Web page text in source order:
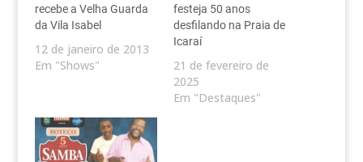
recebe a Velha Guarda
da Vila Isabel
12 de janeiro de 2013
Em "Shows"
festeja 50 anos
desfilando na Praia de
Icaraí
21 de fevereiro de
2025
Em "Destaques"